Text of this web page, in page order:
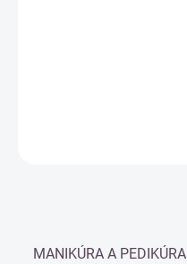
MANIKÚRA A PEDIKÚRA